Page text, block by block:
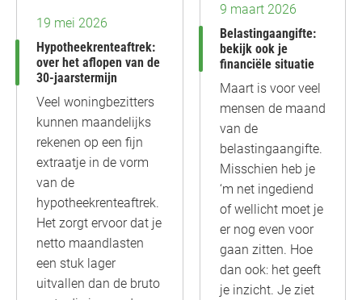
19 mei 2026
Hypotheekrenteaftrek:
over het aflopen van de
30-jaarstermijn
Veel woningbezitters
kunnen maandelijks
rekenen op een fijn
extraatje in de vorm
van de
hypotheekrenteaftrek.
Het zorgt ervoor dat je
netto maandlasten
een stuk lager
uitvallen dan de bruto
9 maart 2026
Belastingaangifte:
bekijk ook je
financiële situatie
Maart is voor veel
mensen de maand
van de
belastingaangifte.
Misschien heb je
‘m net ingediend
of wellicht moet je
er nog even voor
gaan zitten. Hoe
dan ook: het geeft
je inzicht. Je ziet